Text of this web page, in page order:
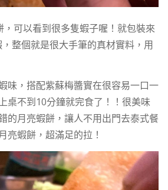
，可以看到很多隻蝦子喔！就包裝來
整個就是很大手筆的真材實料，用
味，搭配紫蘇梅醬實在很容易一口一
桌不到10分鐘就完食了！！很美味
的月亮蝦餅，讓人不用出門去泰式餐
亮蝦餅，超滿足的拉！